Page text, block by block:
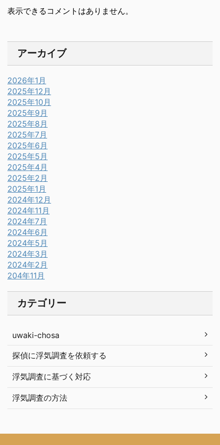
表示できるコメントはありません。
アーカイブ
2026年1月
2025年12月
2025年10月
2025年9月
2025年8月
2025年7月
2025年6月
2025年5月
2025年4月
2025年2月
2025年1月
2024年12月
2024年11月
2024年7月
2024年6月
2024年5月
2024年3月
2024年2月
204年11月
カテゴリー
uwaki-chosa
探偵に浮気調査を依頼する
浮気調査に基づく対応
浮気調査の方法